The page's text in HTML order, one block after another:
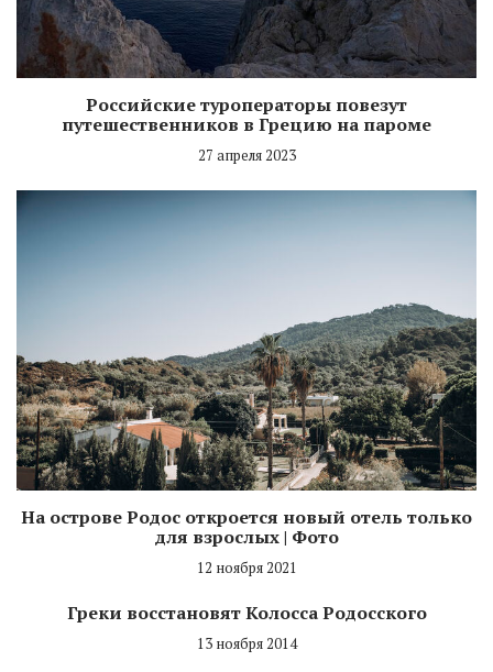
Российские туроператоры повезут
путешественников в Грецию на пароме
27 апреля 2023
На острове Родос откроется новый отель только
для взрослых | Фото
12 ноября 2021
Греки восстановят Колосса Родосского
13 ноября 2014